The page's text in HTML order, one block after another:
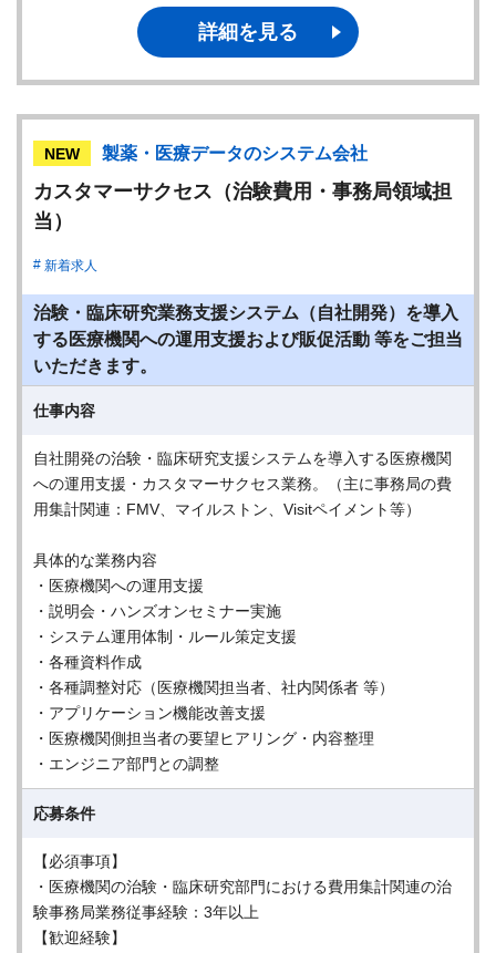
詳細を見る
NEW 製薬・医療データのシステム会社
カスタマーサクセス（治験費用・事務局領域担
当）
新着求人
治験・臨床研究業務支援システム（自社開発）を導入
する医療機関への運用支援および販促活動 等をご担当
いただきます。
仕事内容
自社開発の治験・臨床研究支援システムを導入する医療機関
への運用支援・カスタマーサクセス業務。（主に事務局の費
用集計関連：FMV、マイルストン、Visitペイメント等）
具体的な業務内容
・医療機関への運用支援
・説明会・ハンズオンセミナー実施
・システム運用体制・ルール策定支援
・各種資料作成
・各種調整対応（医療機関担当者、社内関係者 等）
・アプリケーション機能改善支援
・医療機関側担当者の要望ヒアリング・内容整理
・エンジニア部門との調整
応募条件
【必須事項】
・医療機関の治験・臨床研究部門における費用集計関連の治
験事務局業務従事経験：3年以上
【歓迎経験】